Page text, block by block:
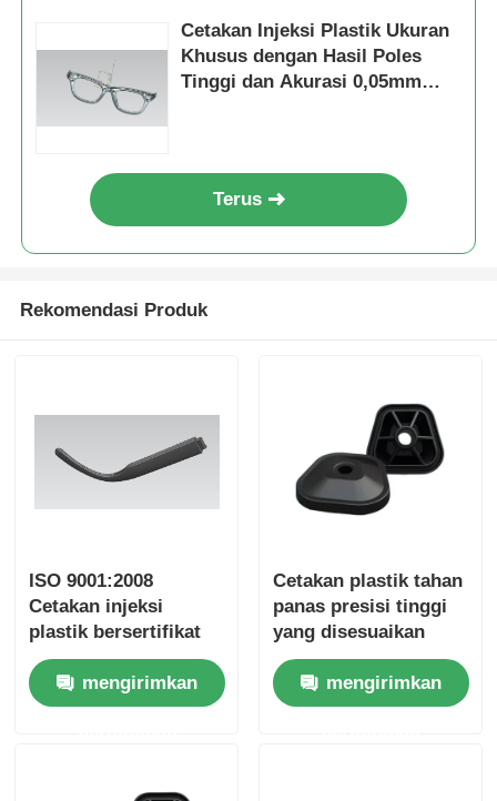
Cetakan Injeksi Plastik Ukuran
Khusus dengan Hasil Poles
Tinggi dan Akurasi 0,05mm
Terus
Rekomendasi Produk
ISO 9001:2008
Cetakan injeksi
plastik bersertifikat
dengan 100K-500K
tembakan Kehidupan
cetakan dan toleransi
mengirimkan
Cetakan plastik tahan
panas presisi tinggi
yang disesuaikan
untuk cetakan injeksi
elektronikmengirimkan